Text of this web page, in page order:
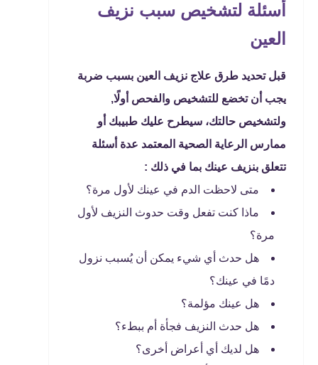
أسئلة لتشخيص سبب نزيف
العين
قبل تحديد طرق علاج نزيف العين بسبب ضربة
يجب أن تخضع للتشخيص والفحص أولًا,
ولتشخيص حالتك، سيطرح عليك طبيبك أو
ممارس الرعاية الصحية المعتمد عدة أسئلة
تتعلق بنزيف عينك بما في ذلك :
متى لاحظت الدم في عينك لأول مرة؟
ماذا كنت تفعل وقت حدوث النزيف لأول
مرة؟
هل حدث أي شيء يمكن أن يُسبب نزول
دمًا في عينك؟
هل عينك مؤلمة؟
هل حدث النزيف فجأة أم ببطء؟
هل لديك أي أعراض أخرى؟